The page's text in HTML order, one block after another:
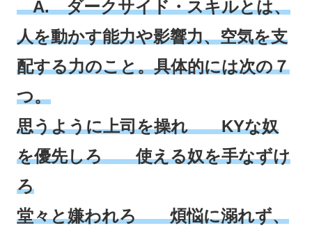
A. ダークサイド・スキルとは、
人を動かす能力や影響力、空気を支
配する力のこと。具体的には次の７
つ。
思うように上司を操れ KYな奴
を優先しろ 使える奴を手なずけ
ろ
堂々と嫌われろ 煩悩に溺れず、